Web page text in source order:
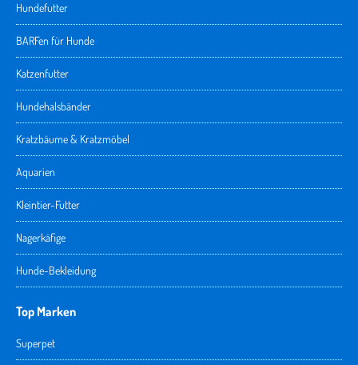
Hundefutter
BARFen für Hunde
Katzenfutter
Hundehalsbänder
Kratzbäume & Kratzmöbel
Aquarien
Kleintier-Futter
Nagerkäfige
Hunde-Bekleidung
Top Marken
Superpet